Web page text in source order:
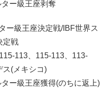
ー級王座剥奪
ー級王座決定戦/IBF世界ス
定戦
113、115-113、113-
(メキシコ)
ー級王座獲得(のちに返上)